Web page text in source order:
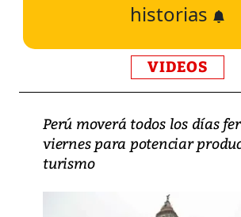
historias
VIDEOS
Perú moverá todos los días
viernes para potenciar
turismo